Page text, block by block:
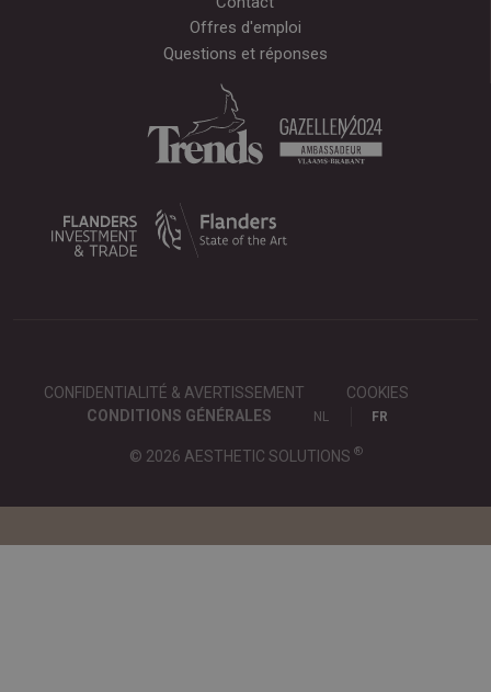
Offres d'emploi
Questions et réponses
CONFIDENTIALITÉ & AVERTISSEMENT
COOKIES
CONDITIONS GÉNÉRALES
NL FR
© 2026 AESTHETIC SOLUTIONS ®